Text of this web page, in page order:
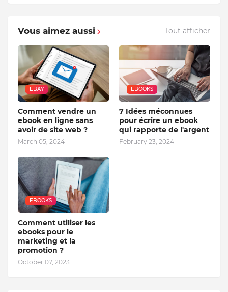
Vous aimez aussi Tout afficher
EBAY
Comment vendre un
ebook en ligne sans
avoir de site web ?
March 05, 2024
EBOOKS
7 Idées méconnues
pour écrire un ebook
qui rapporte de l'argent
February 23, 2024
EBOOKS
Comment utiliser les
ebooks pour le
marketing et la
promotion ?
October 07, 2023